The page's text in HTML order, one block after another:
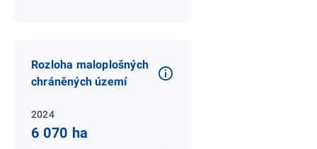
Rozloha maloplošných
chráněných území
2024
6 070 ha